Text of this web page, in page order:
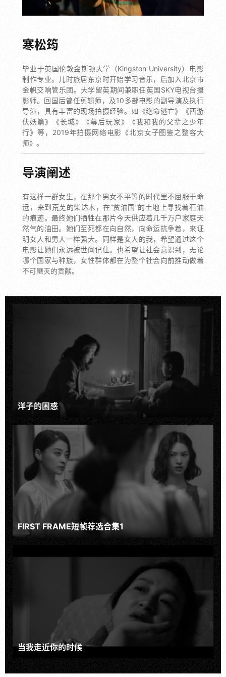
寒松筠
毕业于英国伦敦金斯顿大学（Kingston University）电影
制作专业。儿时旅居东京时开始学习音乐，后加入北京市
金帆交响管乐团。大学留英期间兼职任英国SKY电视台摄
影师。回国后曾任剪辑师，及10多部电影的副导演及执行
导演，具有丰富的现场拍摄经验。如《绝命逃亡》《西游
伏妖篇》《长城》《幕后玩家》《我和我的父辈之少年
行》等，2019年拍摄网络电影《北京女子图鉴之整容大
师》。
导演阐述
有这样一群女生，在那个男女不平等的时代里不屈服于命
运，来到荒芜的柴达木，在“贫油国”的土地上寻找着石油
的痕迹。最终她们牺牲在那片今天供应着几千万户家庭天
然气的油田。她们至死都在向自然，向命运抗争着，来证
明女人和男人一样强大。同样是女人的我，希望通过这个
电影让她们永远被世间记住。也希望让社会意识到，无论
哪个国家与种族，女性群体都在为整个社会向前推动做着
不可磨灭的贡献。
洋子的困惑
FIRST FRAME短帧荐选合集1
当我走近你的时候